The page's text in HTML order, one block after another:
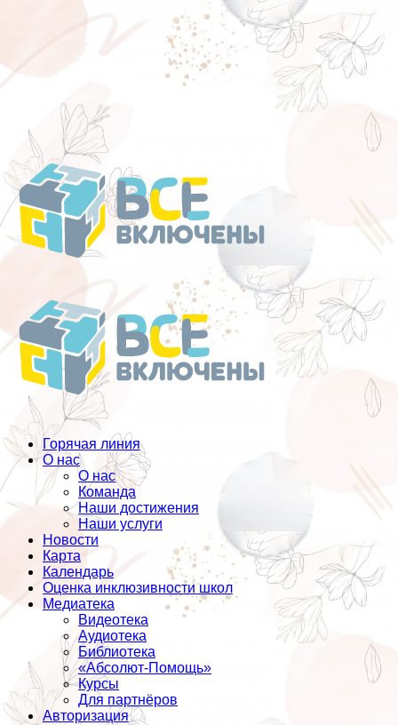
Перейти
к
содержанию
Горячая линия
О нас
О нас
Команда
Наши достижения
Наши услуги
Новости
Карта
Календарь
Оценка инклюзивности школ
Медиатека
Видеотека
Аудиотека
Библиотека
«Абсолют-Помощь»
Курсы
Для партнёров
Авторизация